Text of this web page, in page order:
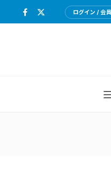
ログイン / 会